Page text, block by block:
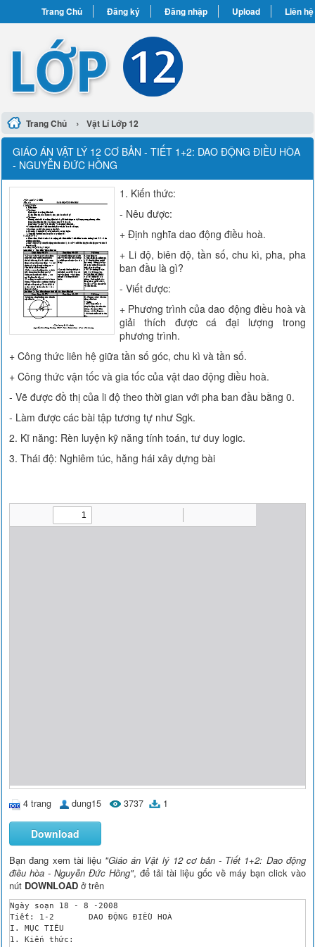
Trang Chủ Đăng ký Đăng nhập Upload Liên hệ
Trang Chủ › Vật Lí Lớp 12
GIÁO ÁN VẬT LÝ 12 CƠ BẢN - TIẾT 1+2: DAO ĐỘNG ĐIỀU HÒA
- NGUYỄN ĐỨC HỒNG
1. Kiến thức:
- Nêu được:
+ Định nghĩa dao động điều hoà.
+ Li độ, biên độ, tần số, chu kì, pha, pha
ban đầu là gì?
- Viết được:
+ Phương trình của dao động điều hoà và
giải thích được cá đại lượng trong
phương trình.
+ Công thức liên hệ giữa tần số góc, chu kì và tần số.
+ Công thức vận tốc và gia tốc của vật dao động điều hoà.
- Vẽ được đồ thị của li độ theo thời gian với pha ban đầu bằng 0.
- Làm được các bài tập tương tự như Sgk.
2. Kĩ năng: Rèn luyện kỹ năng tính toán, tư duy logic.
3. Thái độ: Nghiêm túc, hăng hái xây dựng bài
4 trang dung15 3737 1
Download
Bạn đang xem tài liệu "Giáo án Vật lý 12 cơ bản - Tiết 1+2: Dao động
điều hòa - Nguyễn Đức Hồng", để tải tài liệu gốc về máy bạn click vào
nút DOWNLOAD ở trên
Ngày soạn 18 - 8 -2008
Tiết: 1-2	DAO ĐỘNG ĐIỀU HOÀ
I. MỤC TIÊU
1. Kiến thức: